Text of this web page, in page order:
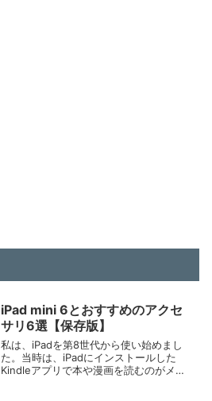
iPad mini 6とおすすめのアクセ
サリ6選【保存版】
私は、iPadを第8世代から使い始めまし
た。当時は、iPadにインストールした
Kindleアプリで本や漫画を読むのがメイ